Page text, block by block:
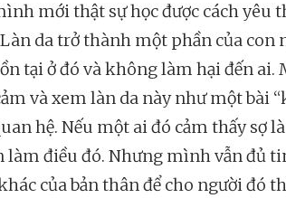
mới thật sự học được cách yêu
da trở thành một phần của con
tại ở đó và không làm hại đến
và xem làn da này như một bài
hệ. Nếu một ai đó cảm thấy sợ
làm điều đó. Nhưng mình vẫn đủ
của bản thân để cho người đó